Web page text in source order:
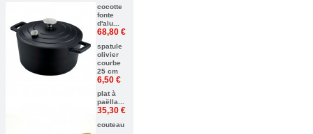
cocotte
fonte
d'alu...
68,80 €
spatule
olivier
courbe
25 cm
6,50 €
plat à
paëlla...
35,30 €
couteau